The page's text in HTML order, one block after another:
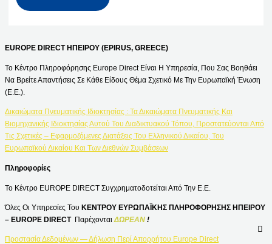
EUROPE DIRECT ΗΠΕΙΡΟΥ (EPIRUS, GREECE)
Το Κέντρο Πληροφόρησης Europe Direct Είναι Η Υπηρεσία, Που Σας Βοηθάει
Να Βρείτε Απαντήσεις Σε Κάθε Είδους Θέμα Σχετικό Με Την Ευρωπαϊκή Ένωση
(Ε.Ε.).
Δικαιώματα Πνευματικής Ιδιοκτησίας : Τα Δικαιώματα Πνευματικής Και
Βιομηχανικής Ιδιοκτησίας Αυτού Του Διαδικτυακού Τόπου, Προστατεύονται Από
Τις Σχετικές – Εφαρμοζόμενες Διατάξεις Του Ελληνικού Δικαίου, Του
Ευρωπαϊκού Δικαίου Και Των Διεθνών Συμβάσεων
Πληροφορίες
Το Κέντρο EUROPE DIRECT Συγχρηματοδοτείται Από Την Ε.Ε.
Όλες Οι Υπηρεσίες Του ΚΕΝΤΡΟΥ ΕΥΡΩΠΑΪΚΗΣ ΠΛΗΡΟΦΟΡΗΣΗΣ ΗΠΕΙΡΟΥ
– EUROPE DIRECT Παρέχονται ΔΩΡΕΑΝ !
Προστασία Δεδομένων — Δήλωση Περί Απορρήτου Europe Direct